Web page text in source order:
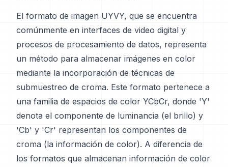
El formato de imagen UYVY, que se encuentra
comúnmente en interfaces de video digital y
procesos de procesamiento de datos, representa
un método para almacenar imágenes en color
mediante la incorporación de técnicas de
submuestreo de croma. Este formato pertenece a
una familia de espacios de color YCbCr, donde 'Y'
denota el componente de luminancia (el brillo) y
'Cb' y 'Cr' representan los componentes de
croma (la información de color). A diferencia de
los formatos que almacenan información de color